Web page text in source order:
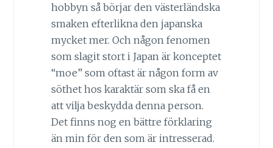
hobbyn så börjar den västerländska
smaken efterlikna den japanska
mycket mer. Och någon fenomen
som slagit stort i Japan är konceptet
“moe” som oftast är någon form av
söthet hos karaktär som ska få en
att vilja beskydda denna person.
Det finns nog en bättre förklaring
än min för den som är intresserad.